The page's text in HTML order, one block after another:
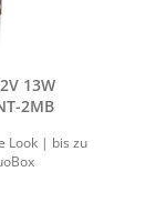
13W
​​2MB
Look | bis zu